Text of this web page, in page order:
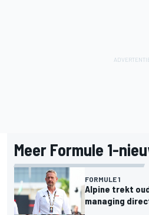
Meer Formule 1-
FORMULE 1
Alpine trekt
managing